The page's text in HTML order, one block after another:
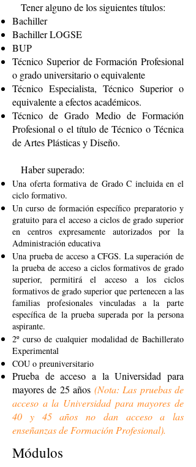
Tener alguno de los siguientes títulos:
Bachiller
Bachiller LOGSE
BUP
Técnico Superior de Formación Profesional
o grado universitario o equivalente
Técnico Especialista, Técnico Superior o
equivalente a efectos académicos.
Técnico de Grado Medio de Formación
Profesional o el título de Técnico o Técnica
de Artes Plásticas y Diseño.
Haber superado:
Una oferta formativa de Grado C incluida en el
ciclo formativo.
Un curso de formación específico preparatorio y
gratuito para el acceso a ciclos de grado superior
en centros expresamente autorizados por la
Administración educativa
Una prueba de acceso a CFGS. La superación de
la prueba de acceso a ciclos formativos de grado
superior, permitirá el acceso a los ciclos
formativos de grado superior que pertenecen a las
familias profesionales vinculadas a la parte
específica de la prueba superada por la persona
aspirante.
2º curso de cualquier modalidad de Bachillerato
Experimental
COU o preuniversitario
Prueba de acceso a la Universidad para
mayores de 25 años (Nota: Las pruebas de
acceso a la Universidad para mayores de
40 y 45 años no dan acceso a las
enseñanzas de Formación Profesional).
Módulos